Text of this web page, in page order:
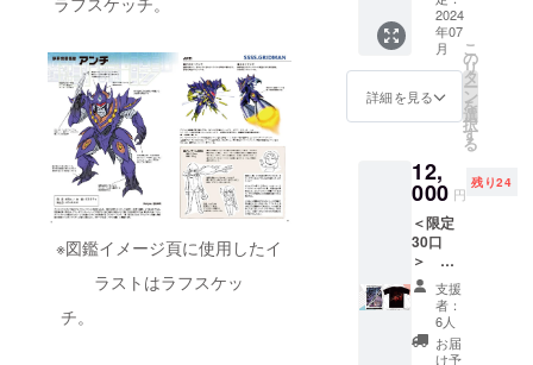
※図鑑イメージ頁に使用したイ
ラストはラフスケッ
チ。
別途お
客様負
担（着
払い）
となり
ます。
※画像は
ジで
す。
川伸司
描き下
ろし“新
作”の2
ポス
ター
化。2枚
判型：
B2・用
紙：
アート
コート
菊版
135kg(
予定)
●【描き
下ろし
マン
（Unive
）”アク
リル
●【西川
伸司直
筆サイ
ン入
り】＜
BOOST
ER限定
版＞
『西川
伸司の
ニバー
ス』“サ
ウンド
ラス合
体！”ポ
●【西川
伸司直
筆サイ
ン入
り】＜
BOOST
ER限定
版＞
『西川
伸司の
ヒロイ
ン1”B2
ポス
ター ※
宇宙船
ストを
作品展
用に大
幅加筆
した作
品を使
用した
B2ポス
ター ※
判型：
B2・用
司 “
『GRID
MAN
UNIVE
RSE』”
コース
ター16
ト ＋ 図
鑑コー
ス <リ
ターン
内容>
●【描き
下ろし
使用】
西川伸
司
“『GRI
2024
年07
月
詳細を見る
こ
の
リ
タ
ー
ン
を
選
択
す
る
12,
000 円
残り24
＜限定
30口
＞
【GOO
DS ＋
図鑑➃
コー
ス】 作
支援
者：
6人
お届
け予